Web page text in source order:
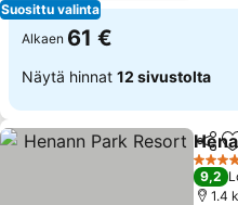
Suosittu valinta
Alkaen 61 €
Näytä hinnat 12 sivustolta
Jaa
5
9,2
1.4